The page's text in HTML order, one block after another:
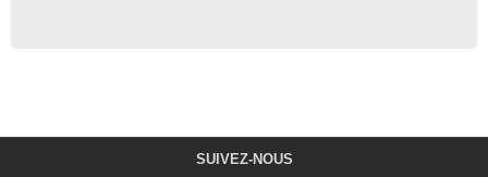
SUIVEZ-NOUS